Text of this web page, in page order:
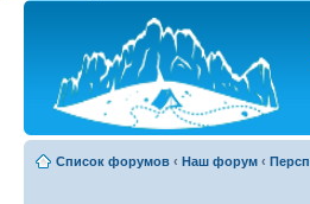
Список форумов ‹ Наш форум ‹